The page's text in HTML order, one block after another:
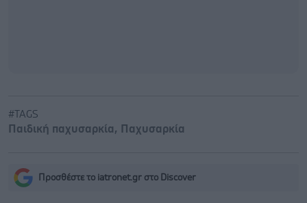
#TAGS
Παιδική παχυσαρκία, Παχυσαρκία
Προσθέστε το iatronet.gr στο Discover